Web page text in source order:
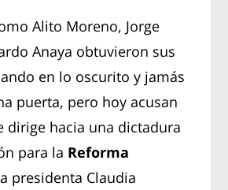
Alito Moreno, Jorge
Anaya obtuvieron sus
en lo oscurito y jamás
puerta, pero hoy acusan
dirige hacia una dictadura
para la Reforma
presidenta Claudia